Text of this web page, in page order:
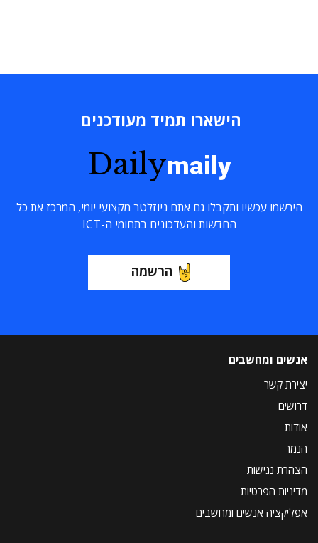
הישארו תמיד מעודכנים
Dailymaily
הירשמו עכשיו ותקבלו גם אתם ניוזלטר מקצועי יומי, המרכז את כל
החדשות והעדכונים בתחומי ה-ICT
הרשמה
אנשים ומחשבים
יצירת קשר
דרושים
אודות
הנמר
הצהרת נגישות
מדיניות הפרטיות
אפליקציה אנשים ומחשבים